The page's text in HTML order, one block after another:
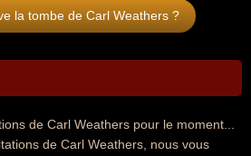
la tombe de Carl Weathers ?
de Carl Weathers pour le moment...
de Carl Weathers, nous vous